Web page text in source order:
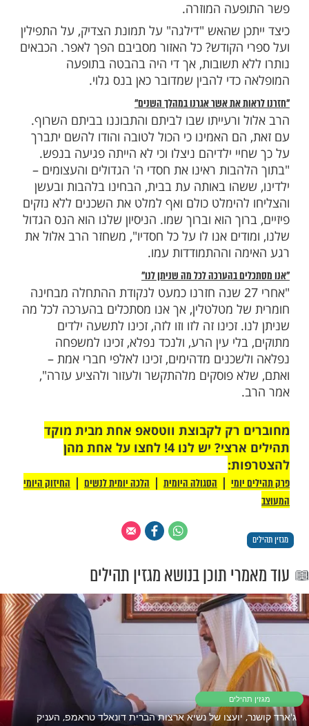
כאשר הרבאלול
היו בבית, ובחסדי שמיים הצליחו להבחין
הראשונות. הילדים לא התבלבלו והתקשרו
שאמר להם כי עליהם לצאת מיד מהדירה
השכנים.
מהר מהבית והזהירו את השכנים. בד בבד
שירותי הכיבוי, אך כשהגיעו כבר לא נותר
לשונות האש ליחכו את כל הבית. לא נותר
ביקשו לבצע סריקה בבית לפני לכתם,
נותר אף גץ העלול להדליק את האש שוב
עצרו לפתע מול מראה פלאי ונשימתם
ארוכות התבוננו הכבאים בתמונה של הרב
בזוג תפילין ובספרי קודש, מנסים להבין את
המוזרה.
שהאש "דילגה" על תמונת הצדיק, על התפילין
הקודש? כל האזור מסביבם הפך לאפר. הכבאים
תשובות, אך די היה בהבטה בתופעה
להבין שמדובר כאן בנס גלוי.
שבו לביתם והתבוננו בביתם השרוף.
האמינו כי הכול לטובה והודו להשם יתברך
ילדיהם ניצלו וכי לא הייתה פגיעה בנפש.
ראינו את חסדי ה' הגדולים והעצומים –
באותה עת בבית, הבחינו בלהבות ובעשן
כולם ואף למלט את השכנים ללא נזקים
אנו לו על כל חסדיו", משחזר הרב אלול את
וההתמודדות עמו.
בהערכה לכל מה שניתן לנו"
אחרי 27 שנה חזרנו כמעט לנקודת ההתחלה מבחינה
מטלטלין, אך אנו מסתכלים בהערכה לכל מה
זכינו זה לזו וזו לזה, זכינו לתשעה ילדים
עין הרע, ולנכד נפלא, זכינו למשפחה